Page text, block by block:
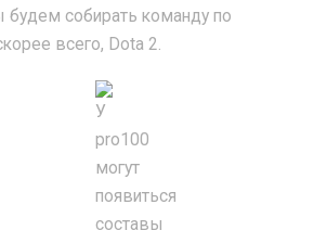
будем собирать команду по
всего, Dota 2.